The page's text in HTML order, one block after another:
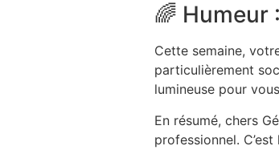
🌈 Humeur
Cette semaine,
particulièrement
lumineuse pour
En résumé, chers
professionnel.